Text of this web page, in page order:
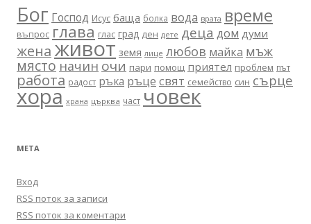
Бог Господ Исус баща болка вода врата време
въпрос глава глас град ден дете деца дом думи
женаживот земя лице любов майка мъж
място начин очи пари помощ приятел проблем път
работа радост ръка ръце свят семейство син сърце
хора храна църква част човек
МЕТА
Вход
RSS поток за записи
RSS поток за коментари